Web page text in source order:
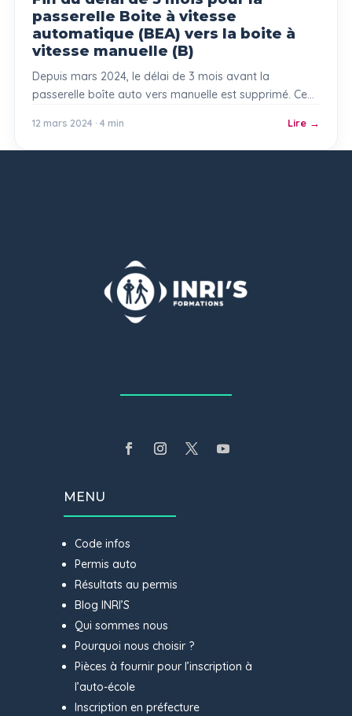
passerelle Boite à vitesse
automatique (BEA) vers la boite à
vitesse manuelle (B)
Depuis mars 2024, le délai de 3 mois avant la
passerelle boîte auto vers manuelle est supprimé. Ce
12 mars 2024 · 4 min Lire
MENU
Code infos
Permis auto
Résultats au permis
Blog INRI’S
Qui sommes nous
Pourquoi nous choisir ?
Pièces à fournir pour l’inscription à
l’auto-école
Inscription en préfecture